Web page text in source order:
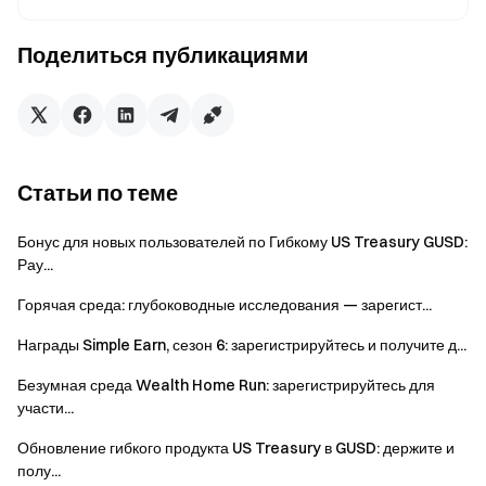
политические изменения. Рынок отличается высокой
прогнозировать. Пожалуйста, учитывайте рыночные
28 мая 2026 г.
Проводник в мир криптовалют
быстро и легко
Начните действовать уже сейчас
Зарегистрируйтесьи получите до $10000 в
приветственных наградах
Поделиться публикациями
Статьи по теме
Бонус для новых пользователей по Гибкому US Treasury GUSD:
Рау...
Горячая среда: глубоководные исследования — зарегист...
Награды Simple Earn, сезон 6: зарегистрируйтесь и получите д...
Безумная среда Wealth Home Run: зарегистрируйтесь для
участи...
Обновление гибкого продукта US Treasury в GUSD: держите и
полу...